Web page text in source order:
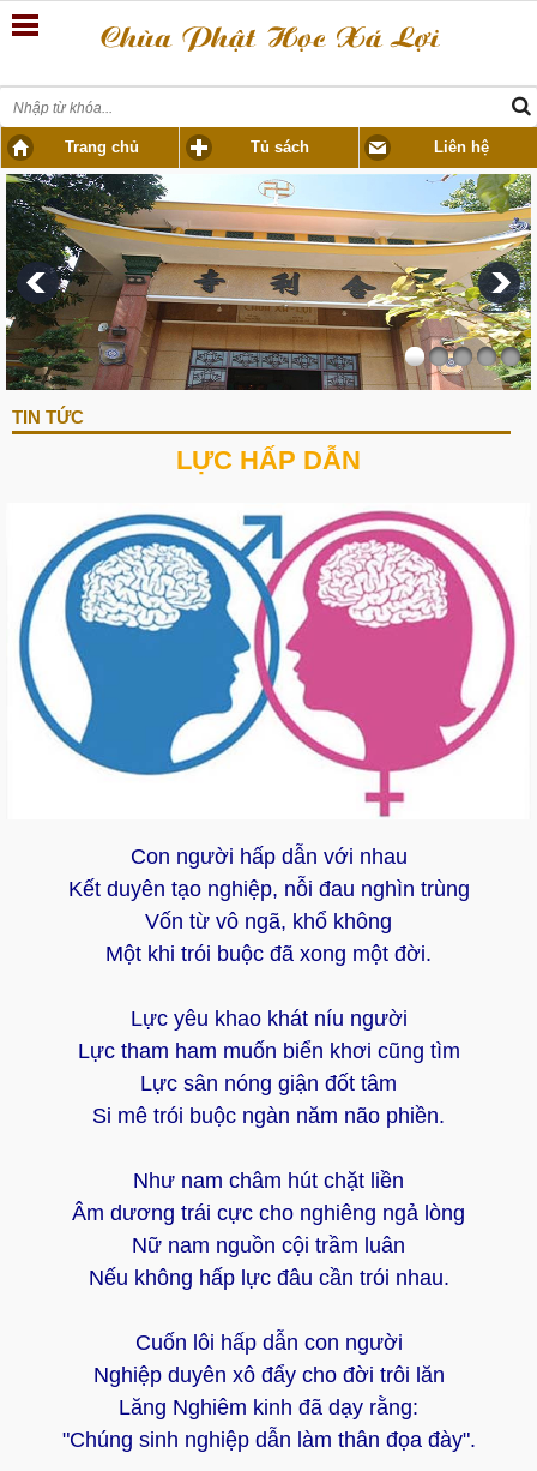
Trang chủ Tủ sách Liên hệ
TIN TỨC
LỰC HẤP DẪN
Con người hấp dẫn với nhau
Kết duyên tạo nghiệp, nỗi đau nghìn trùng
Vốn từ vô ngã, khổ không
Một khi trói buộc đã xong một đời.
Lực yêu khao khát níu người
Lực tham ham muốn biển khơi cũng tìm
Lực sân nóng giận đốt tâm
Si mê trói buộc ngàn năm não phiền.
Như nam châm hút chặt liền
Âm dương trái cực cho nghiêng ngả lòng
Nữ nam nguồn cội trầm luân
Nếu không hấp lực đâu cần trói nhau.
Cuốn lôi hấp dẫn con người
Nghiệp duyên xô đẩy cho đời trôi lăn
Lăng Nghiêm kinh đã dạy rằng:
"Chúng sinh nghiệp dẫn làm thân đọa đày".